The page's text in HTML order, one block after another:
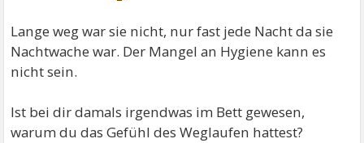
Lange weg war sie nicht, nur fast jede Nacht da sie
Nachtwache war. Der Mangel an Hygiene kann es
nicht sein.
Ist bei dir damals irgendwas im Bett gewesen,
warum du das Gefühl des Weglaufen hattest?